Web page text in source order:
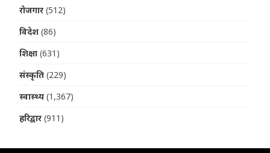
रोजगार (512)
विदेश (86)
शिक्षा (631)
संस्कृति (229)
स्वास्थ्य (1,367)
हरिद्वार (911)